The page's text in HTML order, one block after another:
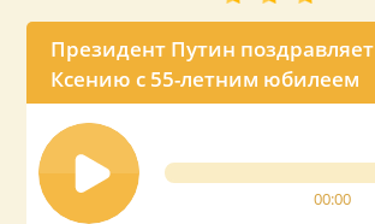
Президент Путин поздравляет
Ксению с 55-летним юбилеем
00:00